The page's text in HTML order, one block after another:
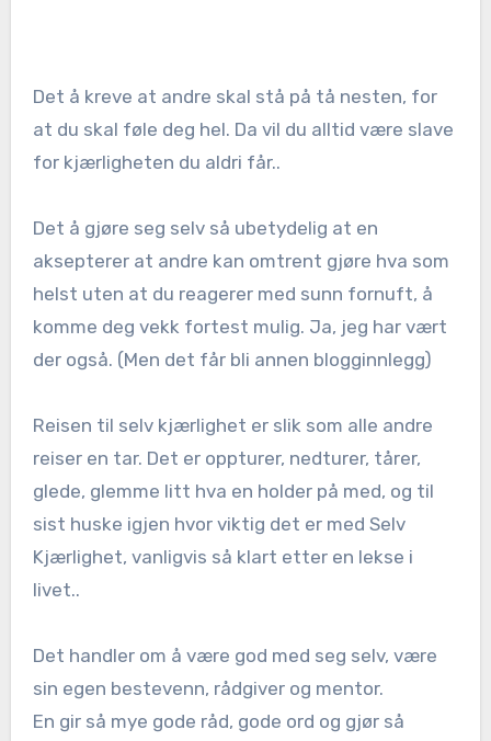
Det å kreve at andre skal stå på tå nesten, for
at du skal føle deg hel. Da vil du alltid være slave
for kjærligheten du aldri får..
Det å gjøre seg selv så ubetydelig at en
aksepterer at andre kan omtrent gjøre hva som
helst uten at du reagerer med sunn fornuft, å
komme deg vekk fortest mulig. Ja, jeg har vært
der også. (Men det får bli annen blogginnlegg)
Reisen til selv kjærlighet er slik som alle andre
reiser en tar. Det er oppturer, nedturer, tårer,
glede, glemme litt hva en holder på med, og til
sist huske igjen hvor viktig det er med Selv
Kjærlighet, vanligvis så klart etter en lekse i
livet..
Det handler om å være god med seg selv, være
sin egen bestevenn, rådgiver og mentor.
En gir så mye gode råd, gode ord og gjør så